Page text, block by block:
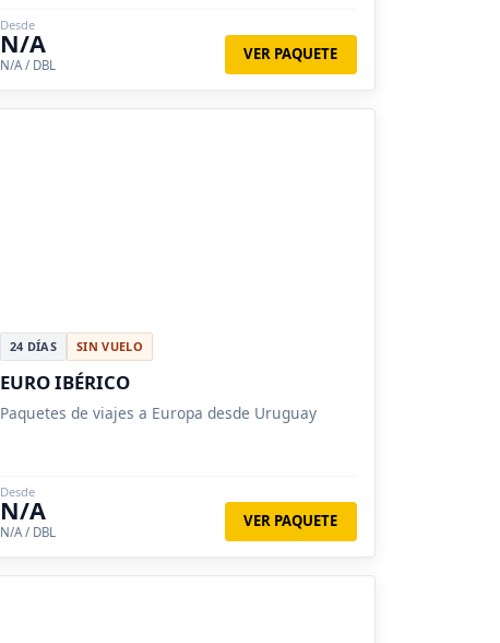
Desde
N/A
N/A / DBL
VER PAQUETE
24 DÍAS SIN VUELO
EURO IBÉRICO
Paquetes de viajes a Europa desde Uruguay
Desde
N/A
N/A / DBL
VER PAQUETE